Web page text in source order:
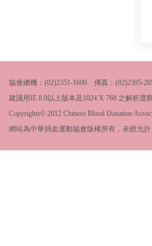
協會總機：(02)2351-1600 傳真：
建議用IE 8.0以上版本及1024 X 768 之解析度
Copyrights© 2012 Chinese Blood Donation
網站為中華捐血運動協會版權所有，未經允